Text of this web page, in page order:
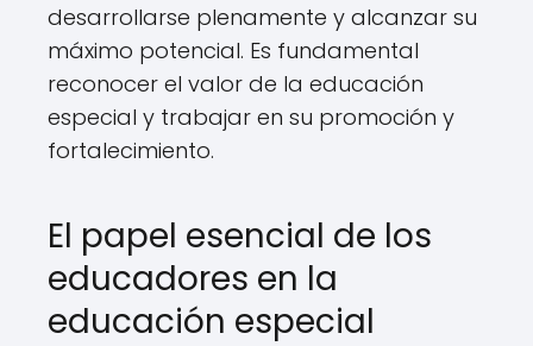
desarrollarse plenamente y alcanzar su
máximo potencial. Es fundamental
reconocer el valor de la educación
especial y trabajar en su promoción y
fortalecimiento.
El papel esencial de los
educadores en la
educación especial